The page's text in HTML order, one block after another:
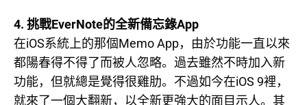
4. 挑戰EverNote的全新備忘錄App
在iOS系統上的那個Memo App，由於功能一直以來
都陽春得不得了而被人忽略。過去雖然不時加入新
功能，但就總是覺得很雞肋。不過如今在iOS 9裡，
就來了一個大翻新，以全新更強大的面目示人。其